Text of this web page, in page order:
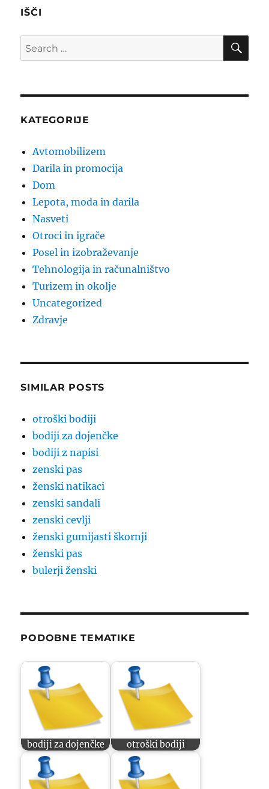
IŠČI
Search
for:
KATEGORIJE
Avtomobilizem
Darila in promocija
Dom
Lepota, moda in darila
Nasveti
Otroci in igrače
Posel in izobraževanje
Tehnologija in računalništvo
Turizem in okolje
Uncategorized
Zdravje
SIMILAR POSTS
otroški bodiji
bodiji za dojenčke
bodiji z napisi
zenski pas
ženski natikaci
zenski sandali
zenski cevlji
ženski gumijasti škornji
ženski pas
bulerji ženski
PODOBNE TEMATIKE
bodiji za dojenčke otroški bodiji